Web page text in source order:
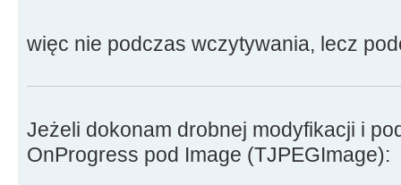
}
--------------------
{
if(OpenPictureDialog1->Execute())
więc nie podczas wczytywania, lecz
Jeżeli dokonam drobnej modyfikacji i
OnProgress pod Image (TJPEGImage):